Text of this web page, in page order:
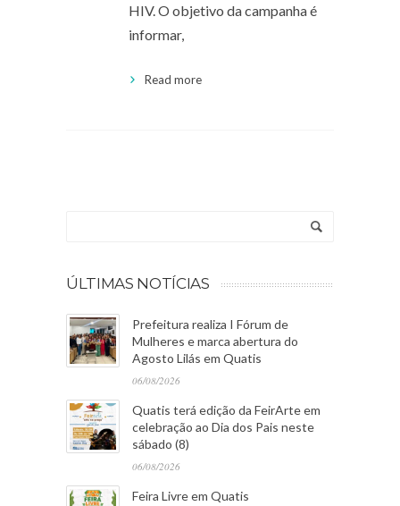
HIV. O objetivo da campanha é
informar,
Read more
ÚLTIMAS NOTÍCIAS
Prefeitura realiza I Fórum de
Mulheres e marca abertura do
Agosto Lilás em Quatis
06/08/2026
Quatis terá edição da FeirArte em
celebração ao Dia dos Pais neste
sábado (8)
06/08/2026
Feira Livre em Quatis